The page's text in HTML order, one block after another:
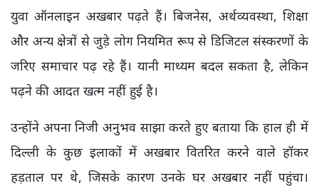
युवा ऑनलाइन अखबार पढ़ते हैं। बिजनेस, अर्थव्यवस्था, शिक्षा
और अन्य क्षेत्रों से जुड़े लोग नियमित रूप से डिजिटल संस्करणों के
जरिए समाचार पढ़ रहे हैं। यानी माध्यम बदल सकता है, लेकिन
पढ़ने की आदत खत्म नहीं हुई है।
उन्होंने अपना निजी अनुभव साझा करते हुए बताया कि हाल ही में
दिल्ली के कुछ इलाकों में अखबार वितरित करने वाले हॉकर
हड़ताल पर थे, जिसके कारण उनके घर अखबार नहीं पहुंचा।